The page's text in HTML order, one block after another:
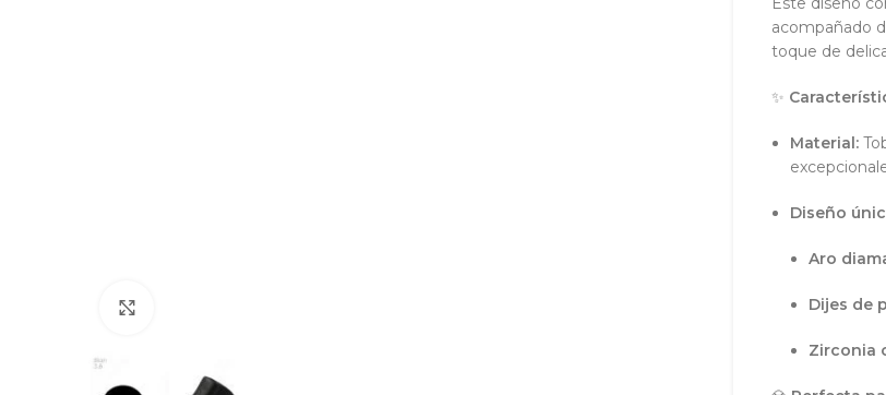
acompañado
toque de
✨
Material:
Diseño
Aro
Dijes de
Zirconia